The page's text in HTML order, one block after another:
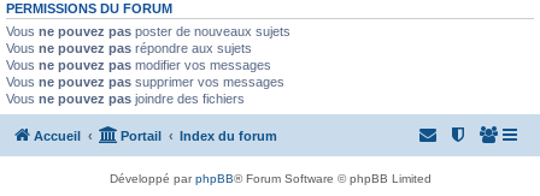
PERMISSIONS DU FORUM
Vous ne pouvez pas poster de nouveaux sujets
Vous ne pouvez pas répondre aux sujets
Vous ne pouvez pas modifier vos messages
Vous ne pouvez pas supprimer vos messages
Vous ne pouvez pas joindre des fichiers
Accueil Portail Index du forum
Développé parphpBB® Forum Software © phpBB Limited